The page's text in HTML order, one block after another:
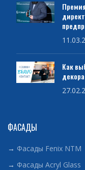
Как
ФАСАДЫ
→ Фасады Fenix NTM
→ Фасады Acryl Glass